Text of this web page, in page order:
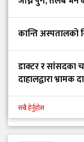
कान्ति अस्पतालको
डाक्टर र सांसदका
दाहालद्वारा भ्रामक
सबै हेर्नुहोस